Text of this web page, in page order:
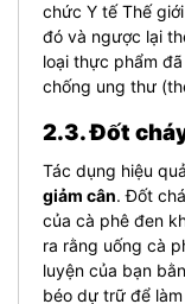
chức Y tế Thế
đó và ngược lại
loại thực phẩm
chống ung thư
2.3. Đốt
Tác dụng hiệu
giảm cân.Đốt
của cà phê đen
ra rằng uống cà
luyện của bạn
béo dự trữ để